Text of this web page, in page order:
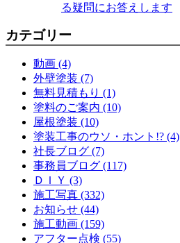
る疑問にお答えします
カテゴリー
動画 (4)
外壁塗装 (7)
無料見積もり (1)
塗料のご案内 (10)
屋根塗装 (10)
塗装工事のウソ・ホント!? (4)
社長ブログ (7)
事務員ブログ (117)
ＤＩＹ (3)
施工写真 (332)
お知らせ (44)
施工動画 (159)
アフター点検 (55)